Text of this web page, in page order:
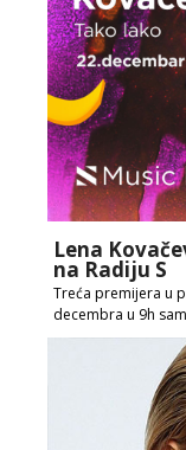
Lena
na Radiju S
Treća premijera u
decembra u 9h